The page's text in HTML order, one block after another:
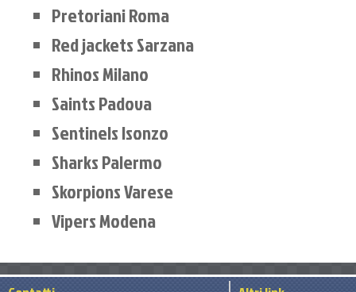
Pretoriani Roma
Red jackets Sarzana
Rhinos Milano
Saints Padova
Sentinels Isonzo
Sharks Palermo
Skorpions Varese
Vipers Modena